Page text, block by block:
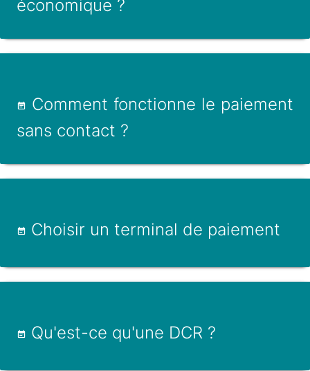
économique ?
Comment fonctionne le paiement
sans contact ?
Choisir un terminal de paiement
Qu'est-ce qu'une DCR ?